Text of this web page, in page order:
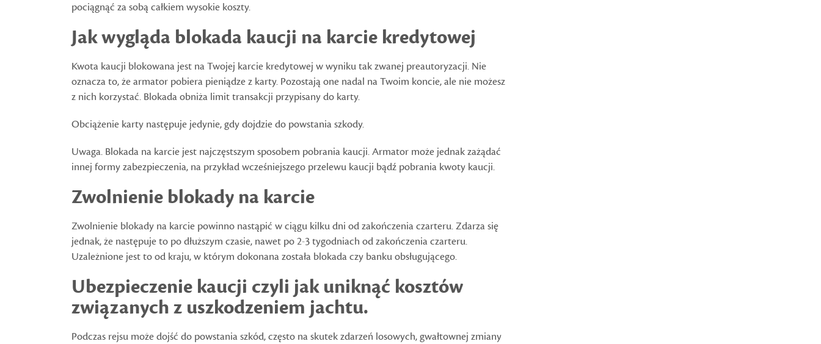
pociągnąć za sobą całkiem wysokie koszty.
Jak wygląda blokada kaucji na karcie kredytowej
Kwota kaucji blokowana jest na Twojej karcie kredytowej w wyniku tak zwanej preautoryzacji. Nie
oznacza to, że armator pobiera pieniądze z karty. Pozostają one nadal na Twoim koncie, ale nie możesz
z nich korzystać. Blokada obniża limit transakcji przypisany do karty.
Obciążenie karty następuje jedynie, gdy dojdzie do powstania szkody.
Uwaga. Blokada na karcie jest najczęstszym sposobem pobrania kaucji. Armator może jednak zażądać
innej formy zabezpieczenia, na przykład wcześniejszego przelewu kaucji bądź pobrania kwoty kaucji.
Zwolnienie blokady na karcie
Zwolnienie blokady na karcie powinno nastąpić w ciągu kilku dni od zakończenia czarteru. Zdarza się
jednak, że następuje to po dłuższym czasie, nawet po 2-3 tygodniach od zakończenia czarteru.
Uzależnione jest to od kraju, w którym dokonana została blokada czy banku obsługującego.
Ubezpieczenie kaucji czyli jak uniknąć kosztów
związanych z uszkodzeniem jachtu.
Podczas rejsu może dojść do powstania szkód, często na skutek zdarzeń losowych, gwałtownej zmiany